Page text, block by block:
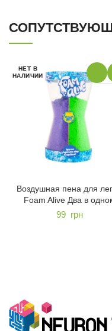
НЕТ В
НАЛИЧИИ
Воздушная пена для
Foam Alive Два в
99 грн